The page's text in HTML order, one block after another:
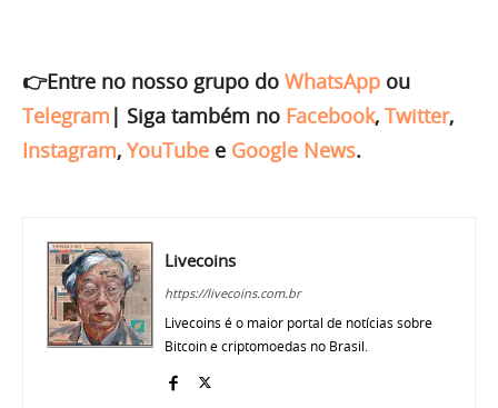
👉Entre no nosso grupo do WhatsApp ou
Telegram | Siga também no Facebook, Twitter,
Instagram, YouTube e Google News.
Livecoins
https://livecoins.com.br
Livecoins é o maior portal de notícias sobre
Bitcoin e criptomoedas no Brasil.